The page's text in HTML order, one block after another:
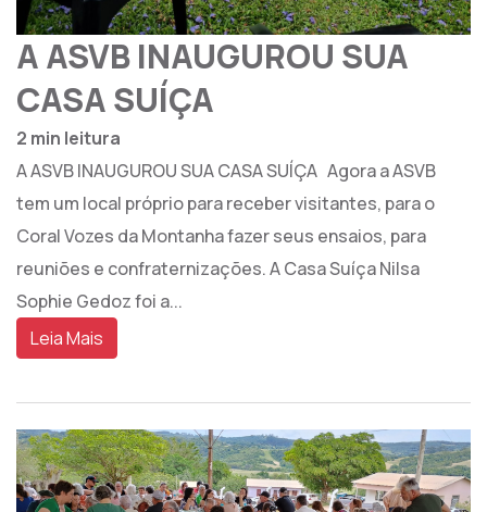
A ASVB INAUGUROU SUA
CASA SUÍÇA
2 min leitura
A ASVB INAUGUROU SUA CASA SUÍÇA Agora a ASVB
tem um local próprio para receber visitantes, para o
Coral Vozes da Montanha fazer seus ensaios, para
reuniões e confraternizações. A Casa Suíça Nilsa
Sophie Gedoz foi a...
Leia Mais